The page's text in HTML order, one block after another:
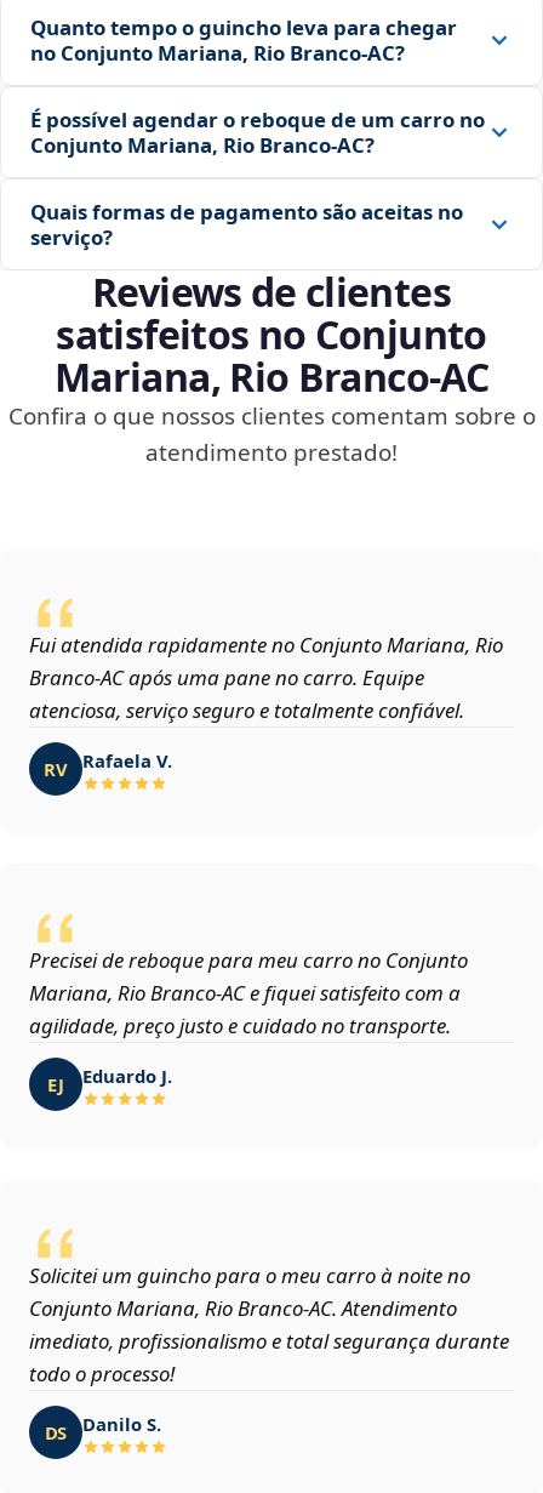
Quanto tempo o guincho leva para chegar
no Conjunto Mariana, Rio Branco‑AC?
É possível agendar o reboque de um carro no
Conjunto Mariana, Rio Branco‑AC?
Quais formas de pagamento são aceitas no
serviço?
Reviews de clientes
satisfeitos no Conjunto
Mariana, Rio Branco‑AC
Confira o que nossos clientes comentam sobre o
atendimento prestado!
Fui atendida rapidamente no Conjunto Mariana, Rio
Branco‑AC após uma pane no carro. Equipe
atenciosa, serviço seguro e totalmente confiável.
RV Rafaela V.
Precisei de reboque para meu carro no Conjunto
Mariana, Rio Branco‑AC e fiquei satisfeito com a
agilidade, preço justo e cuidado no transporte.
EJ Eduardo J.
Solicitei um guincho para o meu carro à noite no
Conjunto Mariana, Rio Branco‑AC. Atendimento
imediato, profissionalismo e total segurança durante
todo o processo!
DS Danilo S.